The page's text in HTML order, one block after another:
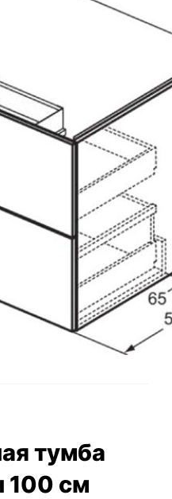
тумба
100 см